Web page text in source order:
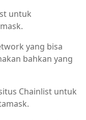
untuk
yang bisa
bahkan yang
Chainlist untuk